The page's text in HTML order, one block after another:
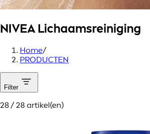
NIVEALichaamsreiniging
Home/
PRODUCTEN
Filter
28 / 28 artikel(en)